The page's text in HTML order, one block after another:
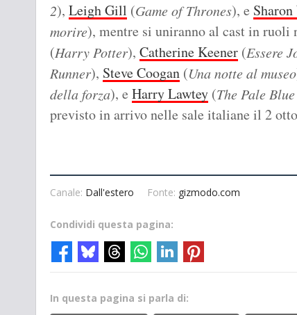
2), Leigh Gill (Game of Thrones), e
morire), mentre si uniranno al cast in ruoli
(Harry Potter), Catherine Keener (Essere
Runner), Steve Coogan (Una notte al museo
della forza), e Harry Lawtey (The Pale
previsto in arrivo nelle sale italiane il 2
Canale: Dall'estero Fonte: gizmodo.com
Condividi questa pagina:
In questa pagina si parla di: